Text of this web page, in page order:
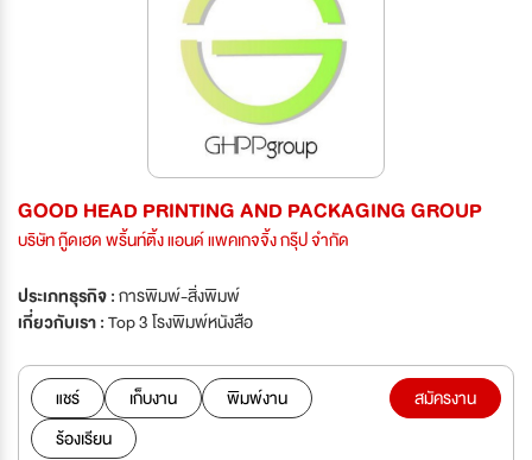
GOOD HEAD PRINTING AND PACKAGING GROUP
บริษัท กู๊ดเฮด พริ้นท์ติ้ง แอนด์ แพคเกจจิ้ง กรุ๊ป จำกัด
ประเภทธุรกิจ :การพิมพ์-สิ่งพิมพ์
เกี่ยวกับเรา :Top 3 โรงพิมพ์หนังสือ
แชร์ เก็บงาน
พิมพ์งาน
ร้องเรียน
สมัครงาน